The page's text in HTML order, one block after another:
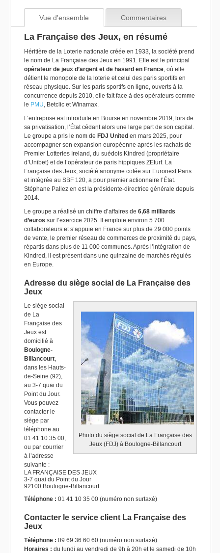
Vue d'ensemble Commentaires
La Française des Jeux, en résumé
Héritière de la Loterie nationale créée en 1933, la société prend
le nom de La Française des Jeux en 1991. Elle est le principal
opérateur de jeux d’argent et de hasard en France, où elle
détient le monopole de la loterie et celui des paris sportifs en
réseau physique. Sur les paris sportifs en ligne, ouverts à la
concurrence depuis 2010, elle fait face à des opérateurs comme
le PMU, Betclic et Winamax.
L’entreprise est introduite en Bourse en novembre 2019, lors de
sa privatisation, l’État cédant alors une large part de son capital.
Le groupe a pris le nom de FDJ United en mars 2025, pour
accompagner son expansion européenne après les rachats de
Premier Lotteries Ireland, du suédois Kindred (propriétaire
d’Unibet) et de l’opérateur de paris hippiques ZEturf. La
Française des Jeux, société anonyme cotée sur Euronext Paris
et intégrée au SBF 120, a pour premier actionnaire l’État.
Stéphane Pallez en est la présidente-directrice générale depuis
2014.
Le groupe a réalisé un chiffre d’affaires de 6,68 milliards
d’euros sur l’exercice 2025. Il emploie environ 5 700
collaborateurs et s’appuie en France sur plus de 29 000 points
de vente, le premier réseau de commerces de proximité du pays,
répartis dans plus de 11 000 communes. Après l’intégration de
Kindred, il est présent dans une quinzaine de marchés régulés
en Europe.
Adresse du siège social de La Française des
Jeux
Photo du siège social de La Française des
Jeux (FDJ) à Boulogne-Billancourt
Le siège social
de La
Française des
Jeux est
domicilié à
Boulogne-
Billancourt,
dans les Hauts-
de-Seine (92),
au 3-7 quai du
Point du Jour.
Vous pouvez
contacter le
siège par
téléphone au
01 41 10 35 00,
ou par courrier
à l’adresse
suivante :
LA FRANÇAISE DES JEUX
3-7 quai du Point du Jour
92100 Boulogne-Billancourt
Téléphone : 01 41 10 35 00 (numéro non surtaxé)
Contacter le service client La Française des
Jeux
Téléphone : 09 69 36 60 60 (numéro non surtaxé)
Horaires : du lundi au vendredi de 9h à 20h et le samedi de 10h